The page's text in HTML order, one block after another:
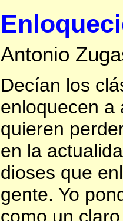
Antonio
Decían los
enloquecen a
quieren
en la
dioses que
gente. Yo
como un